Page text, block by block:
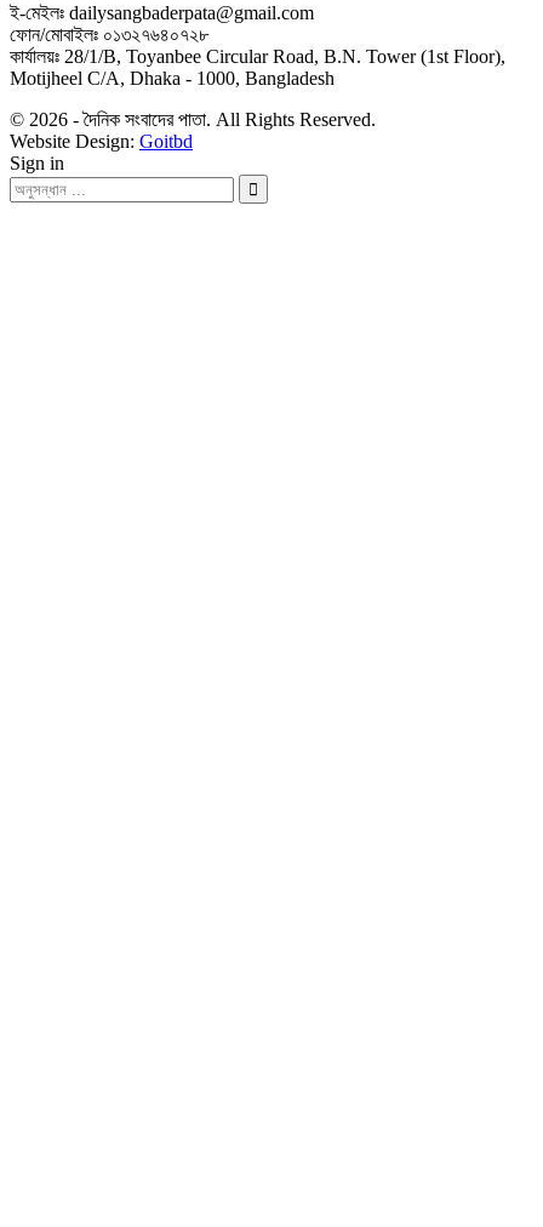
ই-মেইলঃ dailysangbaderpata@gmail.com
ফোন/মোবাইলঃ ০১৩২৭৬৪০৭২৮
কার্যালয়ঃ 28/1/B, Toyanbee Circular Road, B.N. Tower (1st Floor),
Motijheel C/A, Dhaka - 1000, Bangladesh
© 2026 - দৈনিক সংবাদের পাতা. All Rights Reserved.
Website Design: Goitbd
Sign in